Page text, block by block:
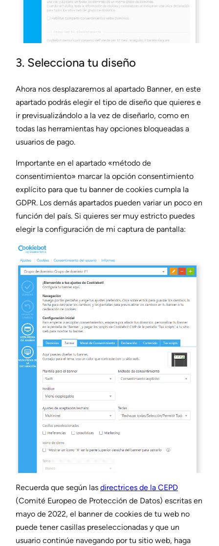
3. Selecciona tu diseño
Ahora nos desplazaremos al apartado Banner, en este
apartado podrás elegir el tipo de diseño que quieres e
ir previsualizándolo a la vez de diseñarlo, como en
todas las herramientas hay opciones bloqueadas a
usuarios de pago.
Importante en el apartado «método de
consentimiento» marcar la opción consentimiento
explícito para que tu banner de cookies cumpla la
GDPR. Los demás apartados pueden variar un poco en
función del país. Si quieres ser muy estricto puedes
elegir la configuración de mi captura de pantalla:
Recuerda que según las directrices de la CEPD
(Comité Europeo de Protección de Datos) escritas en
mayo de 2022, el banner de cookies de tu web no
puede tener casillas preseleccionadas y que un
usuario continúe navegando por tu sitio web, haga